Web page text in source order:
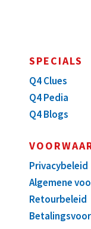
SPECIALS
Q4 Clues
Q4 Pedia
Q4 Blogs
Privacybeleid
Algemene
Retourbeleid